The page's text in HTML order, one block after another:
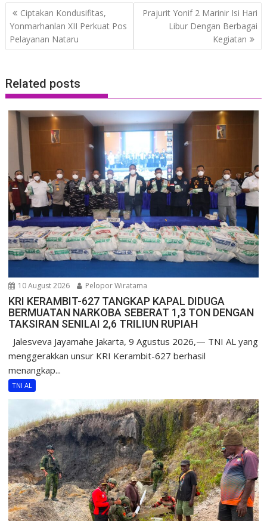
Post
navigation
Ciptakan Kondusifitas,
Yonmarhanlan XII Perkuat Pos
Pelayanan Nataru
Prajurit Yonif 2 Marinir Isi Hari
Libur Dengan Berbagai
Kegiatan
Related posts
10 August 2026 Pelopor Wiratama
KRI KERAMBIT-627 TANGKAP KAPAL DIDUGA
BERMUATAN NARKOBA SEBERAT 1,3 TON DENGAN
TAKSIRAN SENILAI 2,6 TRILIUN RUPIAH
Jalesveva Jayamahe Jakarta, 9 Agustus 2026,— TNI AL yang
menggerakkan unsur KRI Kerambit-627 berhasil
menangkap...
TNI AL